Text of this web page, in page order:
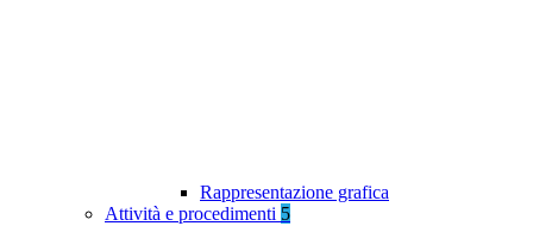
Rappresentazione grafica
Attività e procedimenti 5